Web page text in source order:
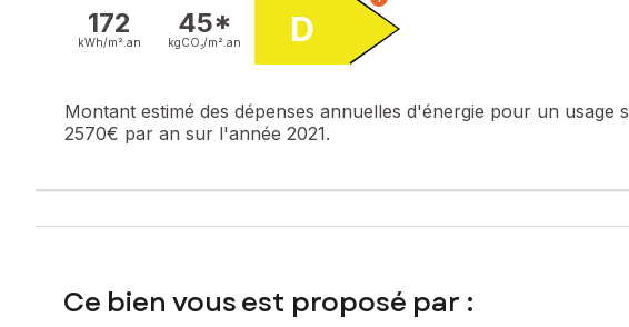
172
kWh/m². an
45*
kgCO₂/m². an D
Montant estimé des dépenses annuelles d'énergie pour un usage
2570€ par an sur l'année 2021.
Ce bien vous est proposé par :